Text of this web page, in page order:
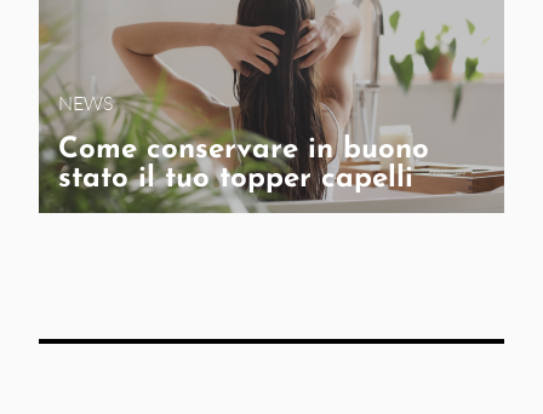
NEWS
Come conservare in buono
stato il tuo topper capelli